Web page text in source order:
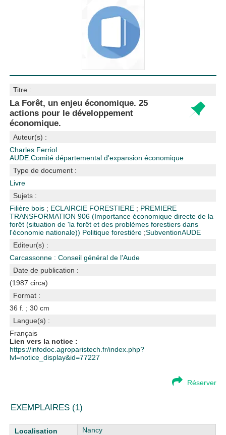
Titre :
La Forêt, un enjeu économique. 25
actions pour le développement
économique.
Auteur(s) :
Charles Ferriol
AUDE.Comité départemental d'expansion économique
Type de document :
Livre
Sujets :
Filière bois ; ECLAIRCIE FORESTIERE ; PREMIERE
TRANSFORMATION906 (Importance économique directe de la
forêt (situation de 'la forêt et des problèmes forestiers dans
l'économie nationale)) Politique forestière ;SubventionAUDE
Editeur(s) :
Carcassonne : Conseil général de l'Aude
Date de publication :
(1987 circa)
Format :
36 f. ; 30 cm
Langue(s) :
Français
Lien vers la notice :
https://infodoc.agroparistech.fr/index.php?
lvl=notice_display&id=77227
Réserver
EXEMPLAIRES (1)
Liste des exemplaires
Nancy